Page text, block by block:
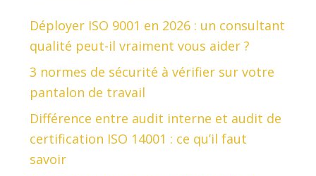
Déployer ISO 9001 en 2026 : un consultant
qualité peut-il vraiment vous aider ?
3 normes de sécurité à vérifier sur votre
pantalon de travail
Différence entre audit interne et audit de
certification ISO 14001 : ce qu’il faut
savoir